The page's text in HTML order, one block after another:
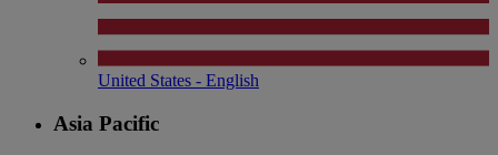
United States - English
Asia Pacific